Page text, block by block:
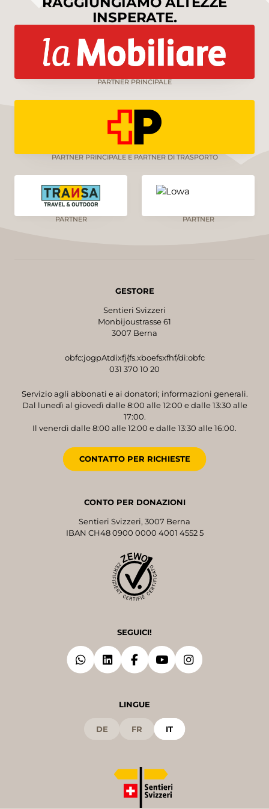
INSPERATE.
PARTNER PRINCIPALE
PARTNER PRINCIPALE E PARTNER DI TRASPORTO
PARTNER PARTNER
GESTORE
Sentieri Svizzeri
Monbijoustrasse 61
3007 Berna
obfc:jogpAtdixfj{fs.xboefsxfhf/di:obfc
031 370 10 20
Servizio agli abbonati e ai donatori; informazioni generali.
Dal lunedì al giovedì dalle 8:00 alle 12:00 e dalle 13:30 alle
17:00.
Il venerdì dalle 8:00 alle 12:00 e dalle 13:30 alle 16:00.
CONTATTO PER RICHIESTE
CONTO PER DONAZIONI
Sentieri Svizzeri, 3007 Berna
IBAN CH48 0900 0000 4001 4552 5
SEGUICI!
LINGUE
DE FR IT